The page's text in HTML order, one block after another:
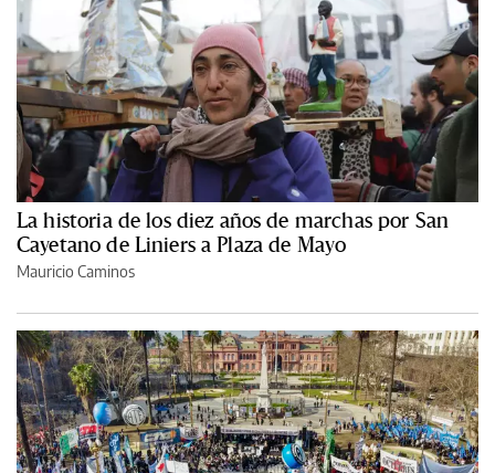
La historia de los diez años de marchas por San
Cayetano de Liniers a Plaza de Mayo
Mauricio Caminos